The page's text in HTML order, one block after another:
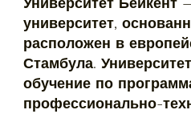
университет,
расположен в
Стамбула.
обучение по
профессионально-